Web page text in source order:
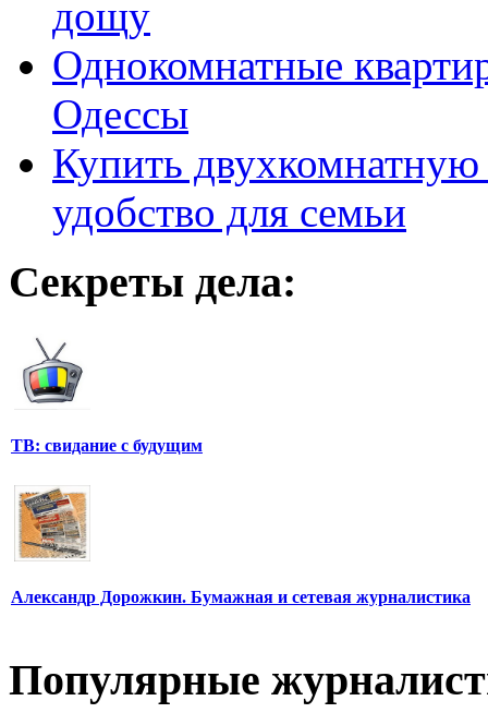
дощу
Однокомнатные
Одессы
Купить
удобство для семьи
Секреты дела:
ТВ: свидание с будущим
Александр Дорожкин. Бумажная и сетевая журналистика
Популярные